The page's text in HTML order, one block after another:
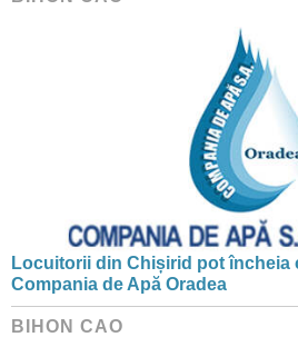
Locuitorii din Chișirid pot încheia
Compania de Apă Oradea
BIHON CAO